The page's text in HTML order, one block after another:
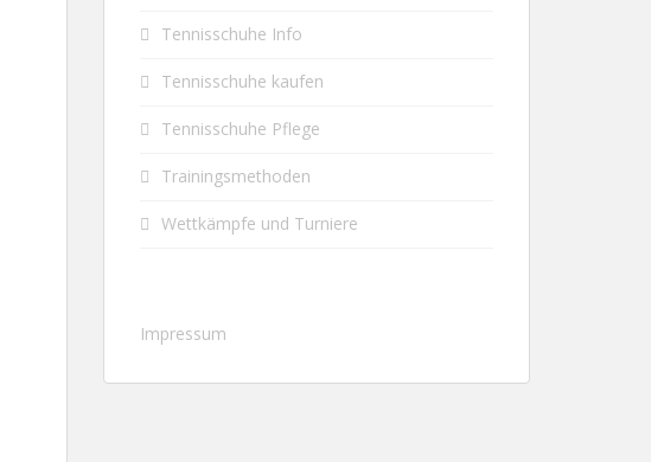
Tennisschuhe Info
Tennisschuhe kaufen
Tennisschuhe Pflege
Trainingsmethoden
Wettkämpfe und Turniere
Impressum